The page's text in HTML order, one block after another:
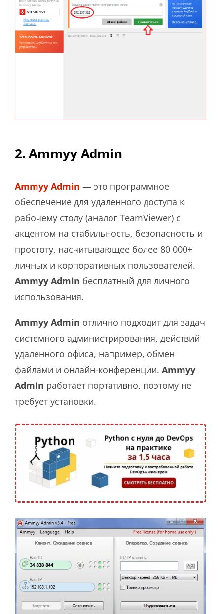
2. Ammyy Admin
Ammyy Admin — это программное
обеспечение для удаленного доступа к
рабочему столу (аналог TeamViewer) с
акцентом на стабильность, безопасность и
простоту, насчитывающее более 80 000+
личных и корпоративных пользователей.
Ammyy Admin бесплатный для личного
использования.
Ammyy Admin отлично подходит для задач
системного администрирования, действий
удаленного офиса, например, обмен
файлами и онлайн-конференции. Ammyy
Admin работает портативно, поэтому не
требует установки.